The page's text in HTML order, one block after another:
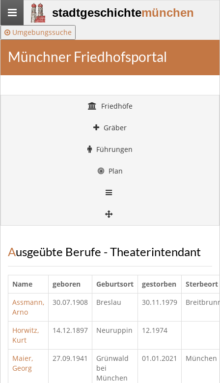
Stadtgeschichte-
München
stadtgeschichtemünchen
Umgebungssuche
Münchner Friedhofsportal
Friedhöfe
Gräber
Führungen
Plan
Ausgeübte Berufe - Theaterintendant
Name geboren Geburtsort gestorben
Sterbeort
Assmann,
Arno
30.07.1908 Breslau 30.11.1979
Horwitz,
Kurt
14.12.1897 Neuruppin 12.1974
Maier,
Georg
27.09.1941
Grünwald
bei
München
01.01.2021 München